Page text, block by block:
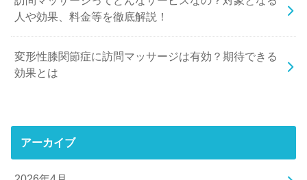
人や効果、料金等を徹底解説！
変形性膝関節症に訪問マッサージは有効？期待できる
効果とは
アーカイブ